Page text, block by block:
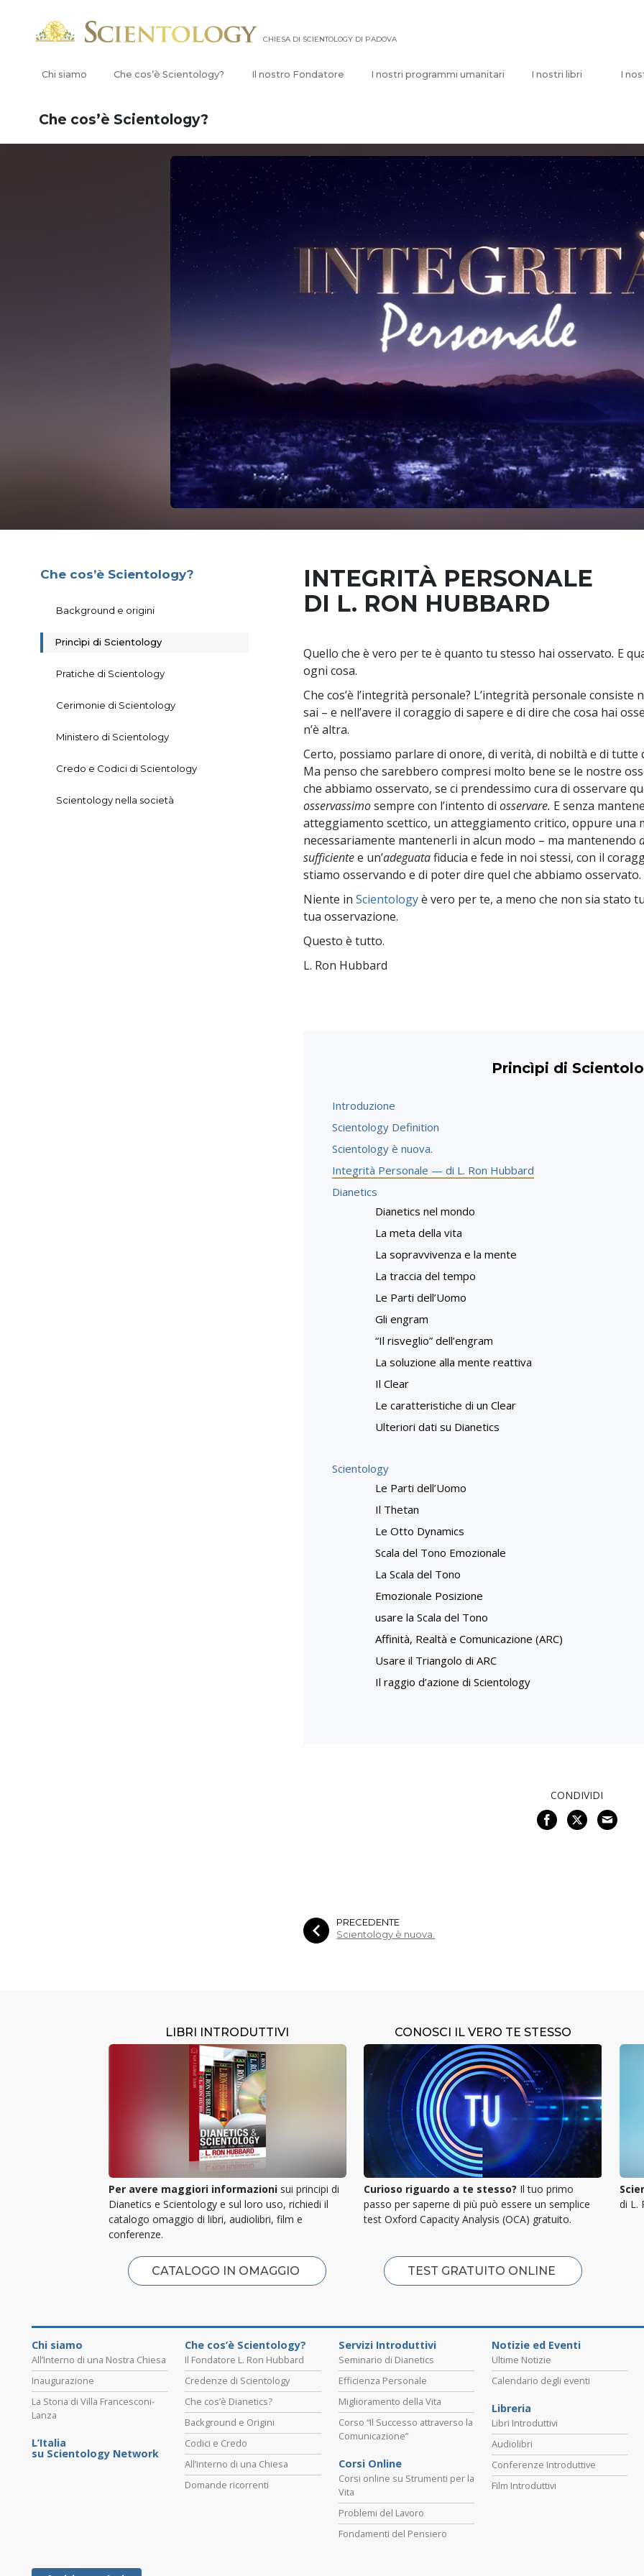
CHIESA DI SCIENTOLOGY DI PADOVA
Chi siamo Che cos’è Scientology? Il nostro Fondatore I nostri programmi umanitari I nostri libri I
Che cos’è Scientology?
INTEGRITÀ PERSONALE
DI L. RON HUBBARD
Quello che è vero per te è quanto tu stesso hai osservato. E
ogni cosa.
Che cos’è l’integrità personale? L’integrità personale consiste
sai – e nell’avere il coraggio di sapere e di dire che cosa hai
n’è altra.
Certo, possiamo parlare di onore, di verità, di nobiltà e di tutte
Ma penso che sarebbero compresi molto bene se le nostre
che abbiamo osservato, se ci prendessimo cura di osservare
osservassimosempre con l’intento diosservare. E senza
atteggiamento scettico, un atteggiamento critico, oppure una
necessariamente mantenerli in alcun modo – ma mantenendo
sufficientee un’adeguatafiducia e fede in noi stessi, con il
stiamo osservando e di poter dire quel che abbiamo osservato.
Niente inScientologyè vero per te, a meno che non sia stato
tua osservazione.
Questo è tutto.
L. Ron Hubbard
Princìpi di
Introduzione
Scientology Definition
Scientology è nuova.
Integrità Personale — di L. Ron Hubbard
Dianetics
Dianetics nel mondo
La meta della vita
La sopravvivenza e la mente
La traccia del tempo
Le Parti dell’Uomo
Gli engram
“Il risveglio” dell’engram
La soluzione alla mente reattiva
Il Clear
Le caratteristiche di un Clear
Ulteriori dati su Dianetics
Scientology
Le Parti dell’Uomo
Il Thetan
Le Otto Dynamics
Scala del Tono Emozionale
La Scala del Tono
Emozionale Posizione
usare la Scala del Tono
Affinità, Realtà e Comunicazione (ARC)
Usare il Triangolo di ARC
Il raggio d’azione di Scientology
CONDIVIDI
PRECEDENTE
Scientology è nuova.
Che cos’è Scientology?
Background e origini
Princìpi di Scientology
Pratiche di Scientology
Cerimonie di Scientology
Ministero di Scientology
Credo e Codici di Scientology
Scientology nella società
LIBRI INTRODUTTIVI
Per avere maggiori informazionisui principi di
Dianetics e Scientology e sul loro uso, richiedi il
catalogo omaggio di libri, audiolibri, film e
conferenze.
CATALOGO IN OMAGGIO
CONOSCI IL VERO TE STESSO
Curioso riguardo a te stesso? Il tuo primo
passo per saperne di più può essere un semplice
test Oxford Capacity Analysis (OCA) gratuito.
TEST GRATUITO ONLINE
di L.
Chi siamo
All’Interno di una Nostra Chiesa
Inaugurazione
La Storia di Villa Francesconi-
Lanza
L’Italia
su Scientology Network
Che cos’è Scientology?
Il Fondatore L. Ron Hubbard
Credenze di Scientology
Che cos’è Dianetics?
Background e Origini
Codici e Credo
All’interno di una Chiesa
Domande ricorrenti
Servizi Introduttivi
Seminario di Dianetics
Efficienza Personale
Miglioramento della Vita
Corso “Il Successo attraverso la
Comunicazione”
Corsi Online
Corsi online su Strumenti per la
Vita
Problemi del Lavoro
Fondamenti del Pensiero
Notizie ed Eventi
Ultime Notizie
Calendario degli eventi
Libreria
Libri Introduttivi
Audiolibri
Conferenze Introduttive
Film Introduttivi